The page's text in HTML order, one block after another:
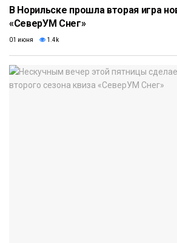
В Норильске прошла вторая игра
«СеверУМ Снег»
01 июня 1.4k